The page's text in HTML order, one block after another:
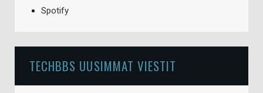
Spotify
TECHBBS UUSIMMAT VIESTIT